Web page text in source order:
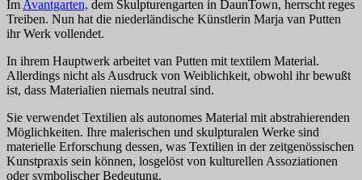
Im Avantgarten, dem Skulpturengarten in DaunTown, herrscht reges
Treiben. Nun hat die niederländische Künstlerin Marja van Putten
ihr Werk vollendet.
In ihrem Hauptwerk arbeitet van Putten mit textilem Material.
Allerdings nicht als Ausdruck von Weiblichkeit, obwohl ihr bewußt
ist, dass Materialien niemals neutral sind.
Sie verwendet Textilien als autonomes Material mit abstrahierenden
Möglichkeiten. Ihre malerischen und skulpturalen Werke sind
materielle Erforschung dessen, was Textilien in der zeitgenössischen
Kunstpraxis sein können, losgelöst von kulturellen Assoziationen
oder symbolischer Bedeutung.